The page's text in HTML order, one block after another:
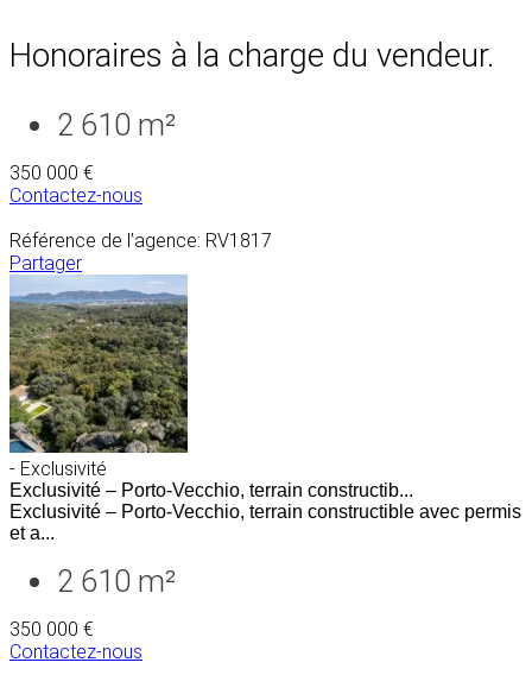
Honoraires à la charge du vendeur.
2 610 m²
350 000 €
Contactez-nous
Référence de l’agence: RV1817
Partager
- Exclusivité
Exclusivité – Porto-Vecchio, terrain constructib...
Exclusivité – Porto-Vecchio, terrain constructible avec permis
et a...
2 610 m²
350 000 €
Contactez-nous